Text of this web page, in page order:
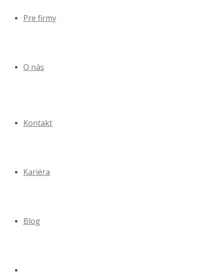
Pre firmy
O nás
Kontakt
Kariéra
Blog